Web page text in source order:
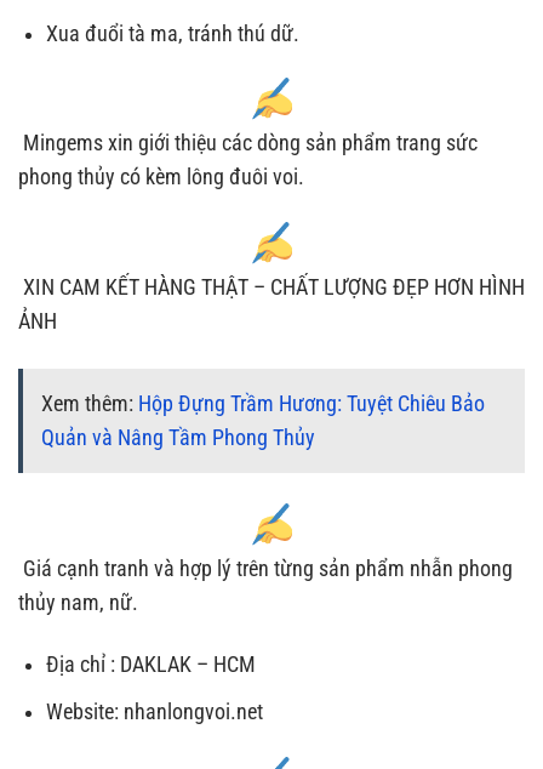
Xua đuổi tà ma, tránh thú dữ.
Mingems xin giới thiệu các dòng sản phẩm trang sức
phong thủy có kèm lông đuôi voi.
XIN CAM KẾT HÀNG THẬT – CHẤT LƯỢNG ĐẸP HƠN HÌNH
ẢNH
Xem thêm: Hộp Đựng Trầm Hương: Tuyệt Chiêu Bảo
Quản và Nâng Tầm Phong Thủy
Giá cạnh tranh và hợp lý trên từng sản phẩm nhẫn phong
thủy nam, nữ.
Địa chỉ : DAKLAK – HCM
Website: nhanlongvoi.net